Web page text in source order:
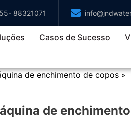
88321071
Casos de Sucesso
de enchimento de copos »
de